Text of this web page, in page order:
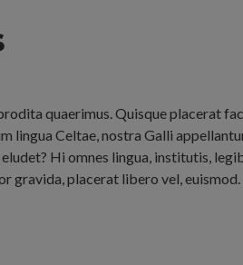
quaerimus. Quisque placerat
lingua Celtae, nostra Galli
Hi omnes lingua, institutis,
gravida, placerat libero vel, euismod.